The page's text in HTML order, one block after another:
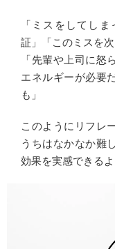
「ミスをしてし
証」「このミスを次
「先輩や上司に
エネルギーが必要
も」
このようにリフレ
うちはなかなか難
効果を実感できる